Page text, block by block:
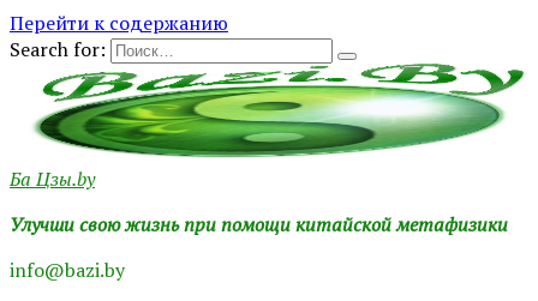
Перейти к содержанию
Search for:
Ба Цзы.by
Улучши свою жизнь при помощи китайской метафизики
info@bazi.by